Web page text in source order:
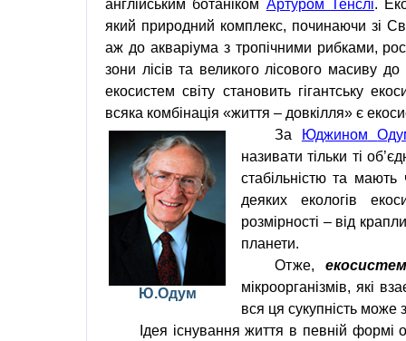
англійським ботаніком Артуром Тенслі.
який природний комплекс, починаючи зі
аж до акваріума з тропічними рибками,
зони лісів та великого лісового масиву до
екосистем світу становить гігантську
всяка комбінація «життя – довкілля» є
Ю.Одум
За Юджином
називати тільки ті
стабільністю та мають
деяких екологів
розмірності – від
планети.
Отже,
мікроорганізмів, які
вся ця сукупність може
Ідея існування життя в певній формі